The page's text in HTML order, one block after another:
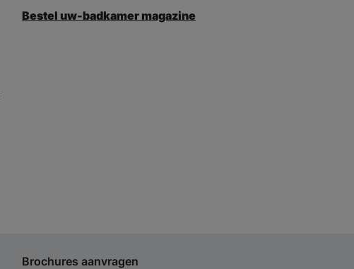
Bestel uw-badkamer magazine
Brochures aanvragen